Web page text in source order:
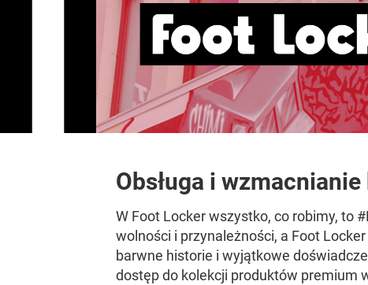
Obsługa i
W Foot Locker wszystko, co robimy, to
wolności i przynależności, a Foot
barwne historie i wyjątkowe
dostęp do kolekcji produktów premium